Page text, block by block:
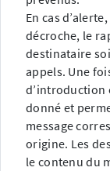
En cas
décroche, le
destinataire
appels. Une
d’introduction
donné et
message
origine. Les
le contenu du